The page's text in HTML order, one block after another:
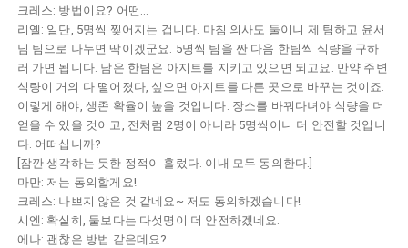
크레스: 방법이요? 어떤...
리옐: 일단, 5명씩 찢어지는 겁니다. 마침 의사도 둘이니 제 팀하고 윤서
님 팀으로 나누면 딱이겠군요. 5명씩 팀을 짠 다음 한팀씩 식량을 구하
러 가면 됩니다. 남은 한팀은 아지트를 지키고 있으면 되고요. 만약 주변
식량이 거의 다 떨어졌다, 싶으면 아지트를 다른 곳으로 바꾸는 것이죠.
이렇게 해야, 생존 확율이 높을 것입니다. 장소를 바꿔다녀야 식량을 더
얻을 수 있을 것이고, 전처럼 2명이 아니라 5명씩이니 더 안전할 것입니
다. 어떠십니까?
[잠깐 생각하는 듯한 정적이 흘렀다. 이내 모두 동의한다.]
마만: 저는 동의할게요!
크레스: 나쁘지 않은 것 같네요~ 저도 동의하겠습니다!
시엔: 확실히, 둘보다는 다섯명이 더 안전하겠네요.
에나: 괜찮은 방법 같은데요?